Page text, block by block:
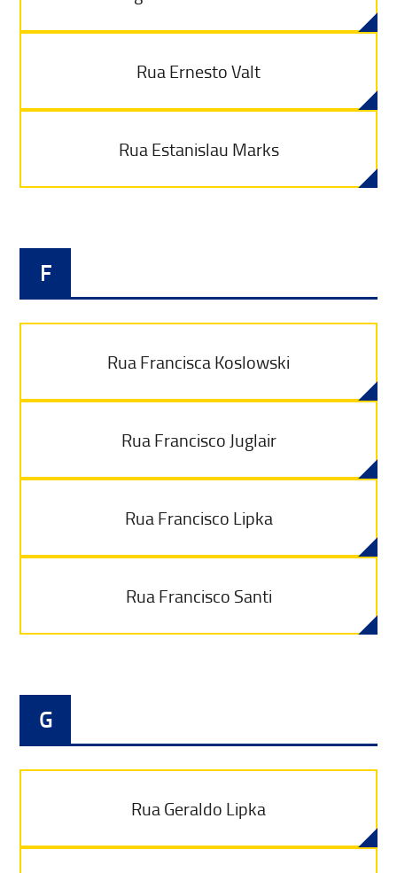
Rua Ernesto Valt
Rua Estanislau Marks
F
Rua Francisca Koslowski
Rua Francisco Juglair
Rua Francisco Lipka
Rua Francisco Santi
G
Rua Geraldo Lipka